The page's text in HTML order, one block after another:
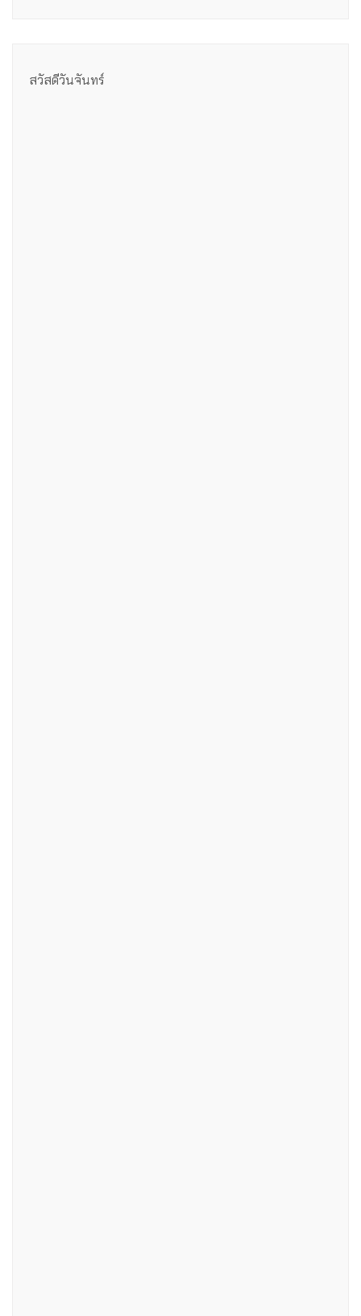
สวัสดีวันจันทร์